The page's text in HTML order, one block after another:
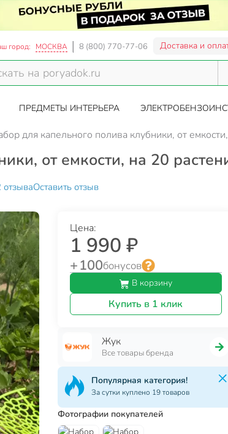
город: МОСКВА 8 (800) 770-77-06 Доставка и
ПРЕДМЕТЫ ИНТЕРЬЕРА
для капельного полива клубники, от
от емкости, на 20
отзываОставить отзыв
Цена:
1 990 ₽
+ 100бонусов
В корзину
Купить в 1 клик
Жук
Все товары бренда
Популярная категория!
За сутки куплено 19 товаров
Фотографии покупателей